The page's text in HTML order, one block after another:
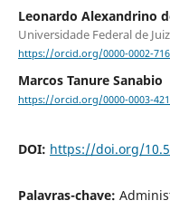
Leonardo Alexandrino
Universidade Federal de
https://orcid.org/0000-0002-
Marcos Tanure Sanabio
https://orcid.org/0000-0003-
DOI: https://doi.org/
Palavras-chave: